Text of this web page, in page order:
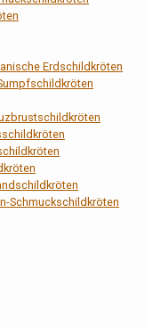
Erdschildkröten
Schmuckschildkröten